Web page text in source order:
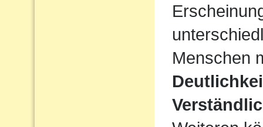
Menschen